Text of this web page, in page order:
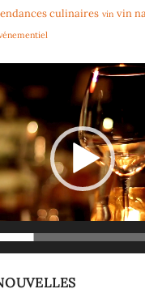
culinaires vin vin